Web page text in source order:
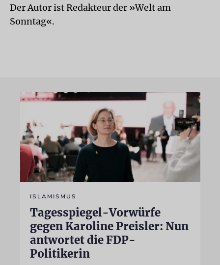
Der Autor ist Redakteur der »Welt am
Sonntag«.
ISLAMISMUS
Tagesspiegel-Vorwürfe
gegen Karoline Preisler: Nun
antwortet die FDP-
Politikerin